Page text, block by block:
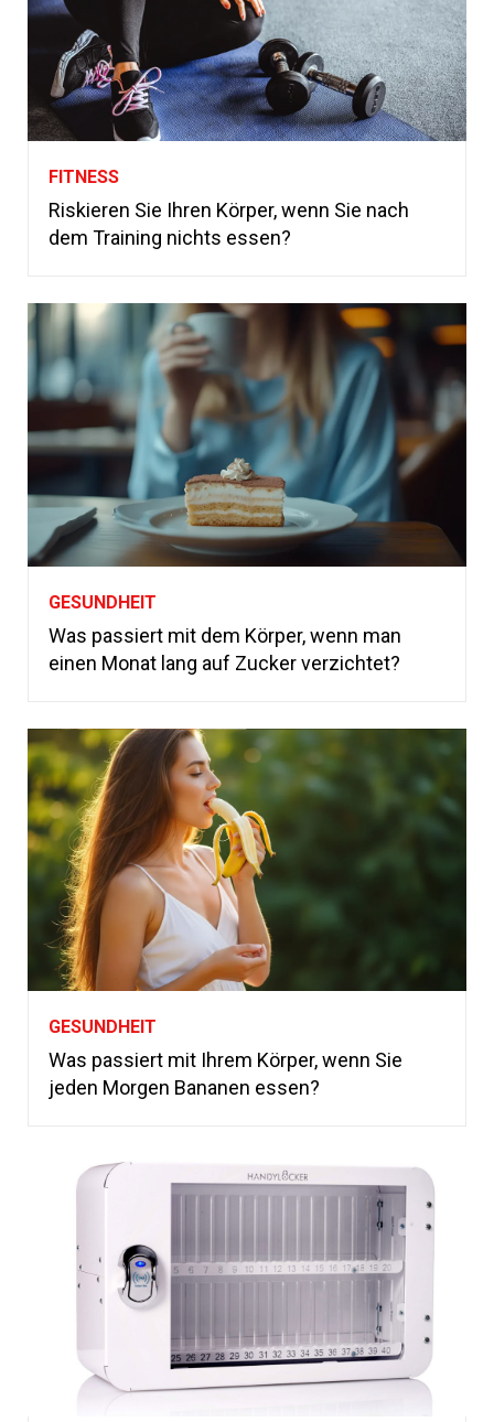
FITNESS
Riskieren Sie Ihren Körper, wenn Sie nach
dem Training nichts essen?
GESUNDHEIT
Was passiert mit dem Körper, wenn man
einen Monat lang auf Zucker verzichtet?
GESUNDHEIT
Was passiert mit Ihrem Körper, wenn Sie
jeden Morgen Bananen essen?